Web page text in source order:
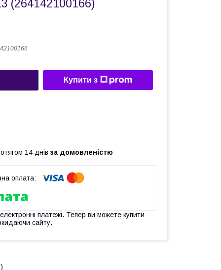
(264142100166)
Купити з
14 днів за домовленістю
платежі. Тепер ви можете купити
сайту.